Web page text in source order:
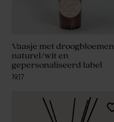
Vaasje met droogbloemen
naturel/wit en
gepersonaliseerd label
19,17